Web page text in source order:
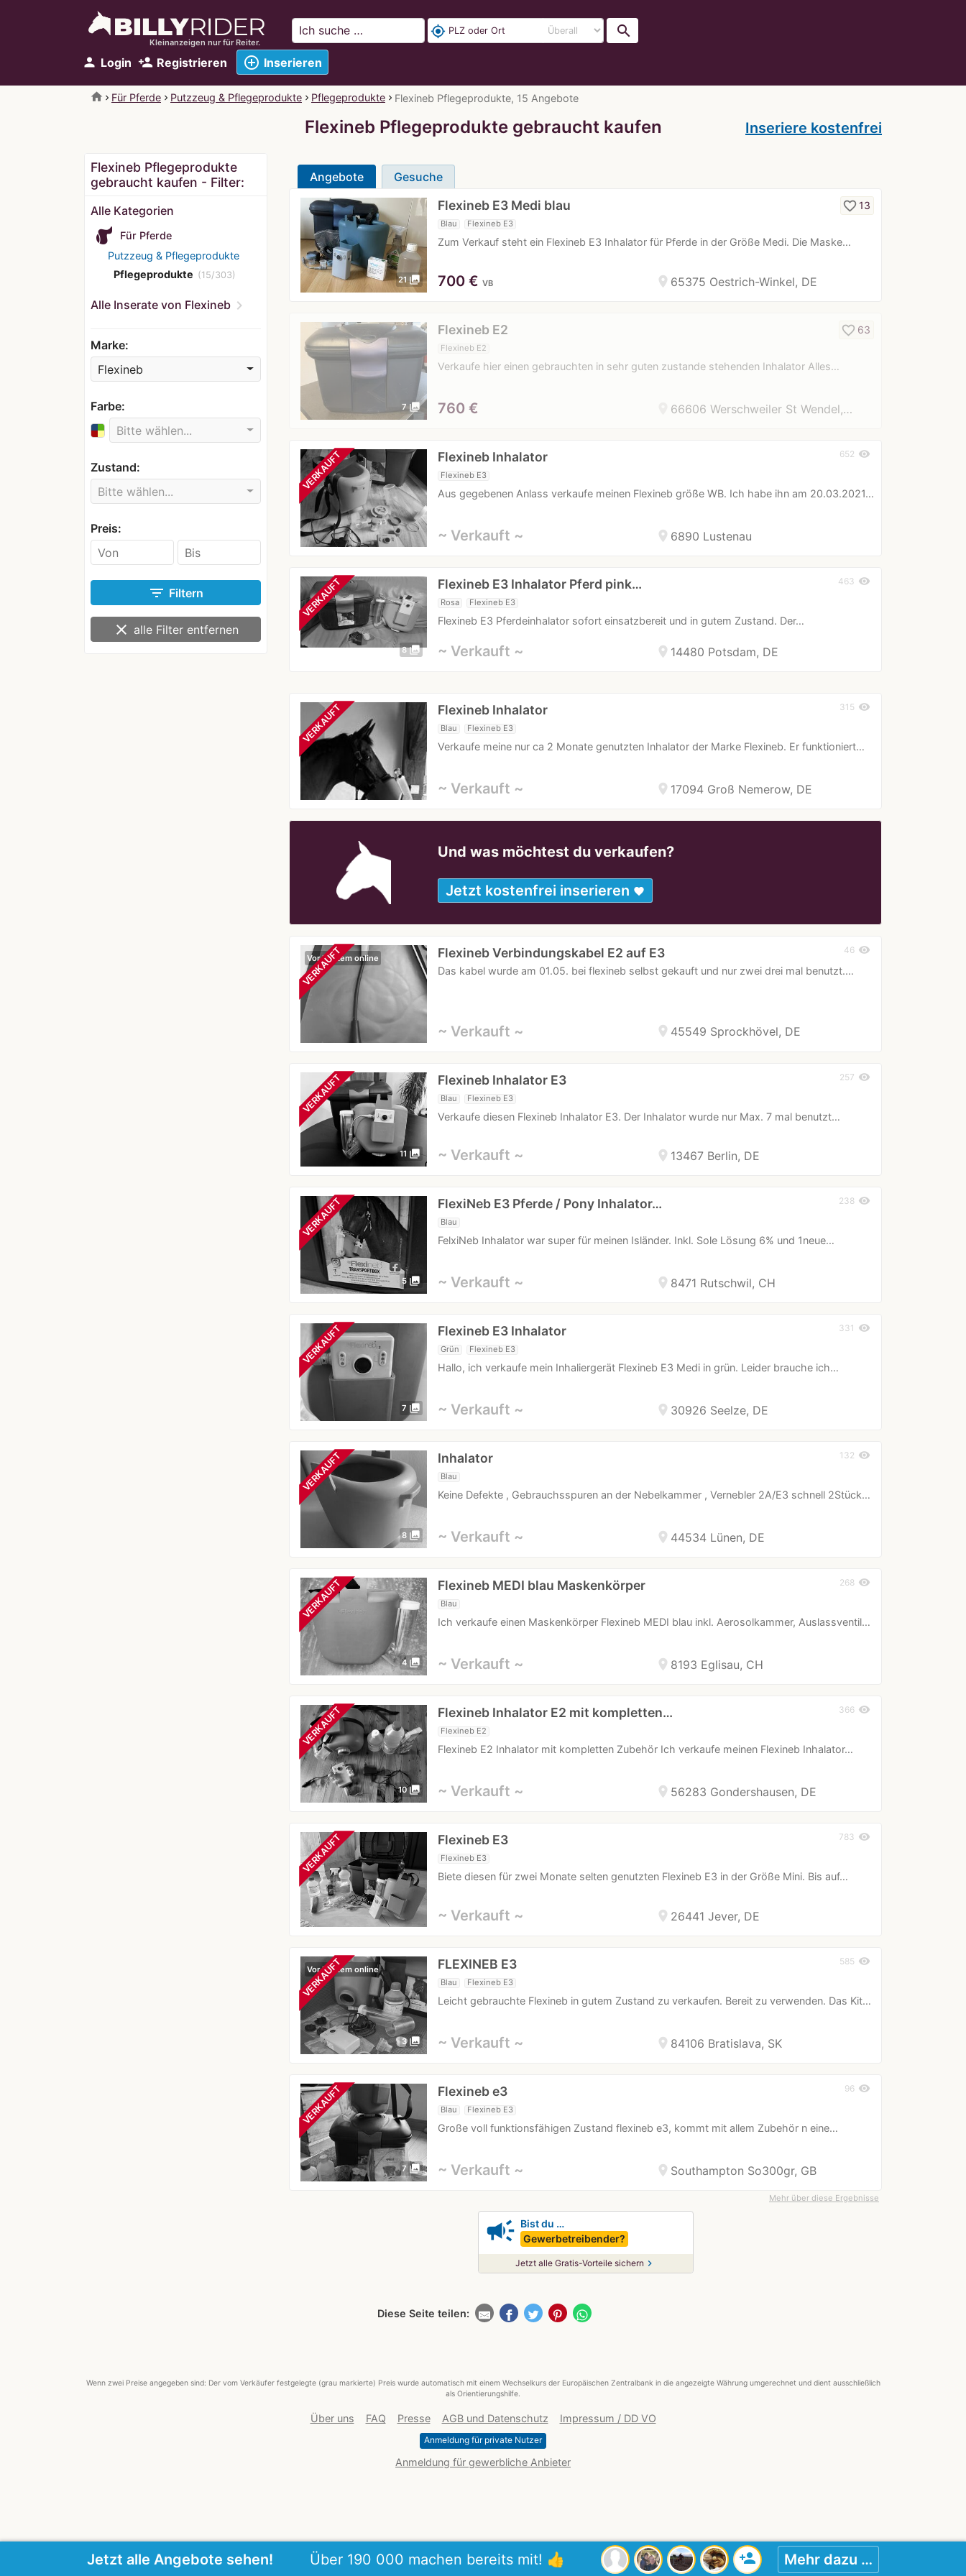
Kleinanzeigen nur für Reiter.
person Login person_add Registrieren add_circle_outline Inserieren
my_location search
home Für Pferde Putzzeug & Pflegeprodukte Pflegeprodukte Flexineb Pflegeprodukte, 15 Angebote
Flexineb Pflegeprodukte gebraucht kaufen Inseriere kostenfrei
Flexineb Pflegeprodukte
gebraucht kaufen - Filter:
Alle Kategorien
Für Pferde
Putzzeug & Pflegeprodukte
Pflegeprodukte (15/303)
Alle Inserate von Flexineb chevron_right
Marke:
Flexineb
Farbe:
Bitte wählen...
Zustand:
Bitte wählen...
Preis:
filter_list Filtern
clear alle Filter entfernen
Angebote Gesuche
21 photo_library
Flexineb E3 Medi blau
Blau Flexineb E3
Zum Verkauf steht ein Flexineb E3 Inhalator für Pferde in der Größe Medi. Die Maske…
favorite_border13
location_on 65375 Oestrich-Winkel, DE
700 € VB
7 photo_library
Flexineb E2
Flexineb E2
Verkaufe hier einen gebrauchten in sehr guten zustande stehenden Inhalator Alles…
favorite_border 63
66606 Werschweiler St Wendel,…
760 €
VERKAUFT Flexineb Inhalator
Flexineb E3
Aus gegebenen Anlass verkaufe meinen Flexineb größe WB. Ich habe ihn am 20.03.2021…
652 visibility
location_on 6890 Lustenau
~ Verkauft ~
VERKAUFT
8 photo_library
Flexineb E3 Inhalator Pferd pink…
Rosa Flexineb E3
Flexineb E3 Pferdeinhalator sofort einsatzbereit und in gutem Zustand. Der…
463 visibility
location_on 14480 Potsdam, DE
~ Verkauft ~
VERKAUFT Flexineb Inhalator
Blau Flexineb E3
Verkaufe meine nur ca 2 Monate genutzten Inhalator der Marke Flexineb. Er funktioniert…
315 visibility
location_on 17094 Groß Nemerow, DE
~ Verkauft ~
Und was möchtest du verkaufen?
Jetzt kostenfrei inserieren favorite
VERKAUFT
Vor Kurzem online Flexineb Verbindungskabel E2 auf E3
Das kabel wurde am 01.05. bei flexineb selbst gekauft und nur zwei drei mal benutzt.…
46 visibility
location_on 45549 Sprockhövel, DE
~ Verkauft ~
VERKAUFT
11 photo_library
Flexineb Inhalator E3
Blau Flexineb E3
Verkaufe diesen Flexineb Inhalator E3. Der Inhalator wurde nur Max. 7 mal benutzt…
257 visibility
location_on 13467 Berlin, DE
~ Verkauft ~
VERKAUFT
5 photo_library
FlexiNeb E3 Pferde / Pony Inhalator…
Blau
FelxiNeb Inhalator war super für meinen Isländer. Inkl. Sole Lösung 6% und 1neue…
238 visibility
location_on 8471 Rutschwil, CH
~ Verkauft ~
VERKAUFT
7 photo_library
Flexineb E3 Inhalator
Grün Flexineb E3
Hallo, ich verkaufe mein Inhaliergerät Flexineb E3 Medi in grün. Leider brauche ich…
331 visibility
location_on 30926 Seelze, DE
~ Verkauft ~
VERKAUFT
8 photo_library
Inhalator
Blau
Keine Defekte , Gebrauchsspuren an der Nebelkammer , Vernebler 2A/E3 schnell 2Stück…
132 visibility
location_on 44534 Lünen, DE
~ Verkauft ~
VERKAUFT
4 photo_library
Flexineb MEDI blau Maskenkörper
Blau
Ich verkaufe einen Maskenkörper Flexineb MEDI blau inkl. Aerosolkammer, Auslassventil…
268 visibility
location_on 8193 Eglisau, CH
~ Verkauft ~
VERKAUFT
10 photo_library
Flexineb Inhalator E2 mit kompletten…
Flexineb E2
Flexineb E2 Inhalator mit kompletten Zubehör Ich verkaufe meinen Flexineb Inhalator…
366 visibility
location_on 56283 Gondershausen, DE
~ Verkauft ~
VERKAUFT Flexineb E3
Flexineb E3
Biete diesen für zwei Monate selten genutzten Flexineb E3 in der Größe Mini. Bis auf…
783 visibility
location_on 26441 Jever, DE
~ Verkauft ~
VERKAUFT
3 photo_library
Vor Kurzem online FLEXINEB E3
Blau Flexineb E3
Leicht gebrauchte Flexineb in gutem Zustand zu verkaufen. Bereit zu verwenden. Das Kit…
585 visibility
location_on 84106 Bratislava, SK
~ Verkauft ~
VERKAUFT
7 photo_library
Flexineb e3
Blau Flexineb E3
Große voll funktionsfähigen Zustand flexineb e3, kommt mit allem Zubehör n eine…
96 visibility
location_on Southampton So300gr, GB
~ Verkauft ~
Mehr über diese Ergebnisse
campaign Bist du …
Gewerbetreibender?
Jetzt alle Gratis-Vorteile sichern chevron_right
Diese Seite teilen:
Jetzt alle Angebote sehen! Über 190 000 machen bereits mit! 👍 person_add Mehr dazu …
Wenn zwei Preise angegeben sind: Der vom Verkäufer festgelegte (grau markierte) Preis wurde automatisch mit einem Wechselkurs der Europäischen Zentralbank in die angezeigte Währung umgerechnet und dient ausschließlich
als Orientierungshilfe.
Über uns FAQ Presse AGB und Datenschutz Impressum / DD VO
Anmeldung für private Nutzer
Anmeldung für gewerbliche Anbieter